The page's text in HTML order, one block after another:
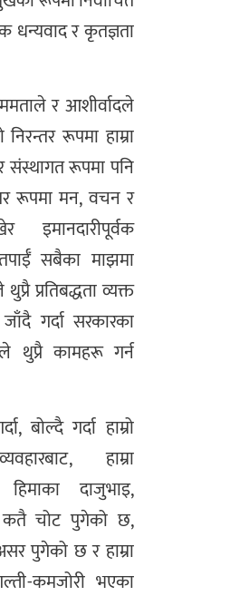
धन्यवाद र कृतज्ञता
र आशीर्वादले
रूपमा हाम्रा
संस्थागत रूपमा पनि
रूपमा मन, वचन र
इमानदारीपूर्वक
सबैका माझमा
प्रतिबद्धता व्यक्त
गर्दा सरकारका
थुप्रै कामहरू गर्न
बोल्दै गर्दा हाम्रो
हाम्रा
दाजुभाइ,
कतै चोट पुगेको छ,
पुगेको छ र हाम्रा
कमजोरी भएका